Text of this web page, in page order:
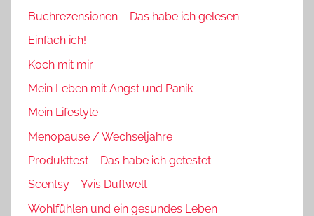
Buchrezensionen – Das habe ich gelesen
Einfach ich!
Koch mit mir
Mein Leben mit Angst und Panik
Mein Lifestyle
Menopause / Wechseljahre
Produkttest – Das habe ich getestet
Scentsy – Yvis Duftwelt
Wohlfühlen und ein gesundes Leben